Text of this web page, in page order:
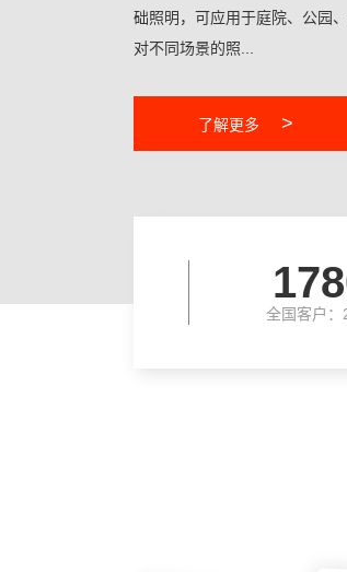
础照明，可应用于庭院、公园
对不同场景的照...
了解更多 >
全国客户：